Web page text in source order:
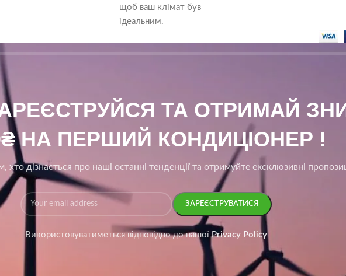
щоб ваш клімат був
ідеальним.
ТА ОТРИМАЙ
НА ПЕРШИЙ КОНДИЦІОНЕР !
хто дізнається про наші останні тенденції та отримуйте ексклюзивні
Використовуватиметься відповідно до нашоїPrivacy Policy